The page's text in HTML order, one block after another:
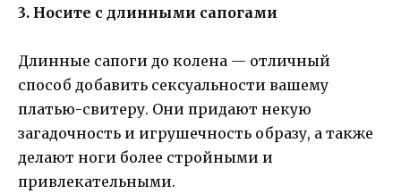
3. Носите с длинными сапогами
Длинные сапоги до колена — отличный
способ добавить сексуальности вашему
платью-свитеру. Они придают некую
загадочность и игрушечность образу, а также
делают ноги более стройными и
привлекательными.